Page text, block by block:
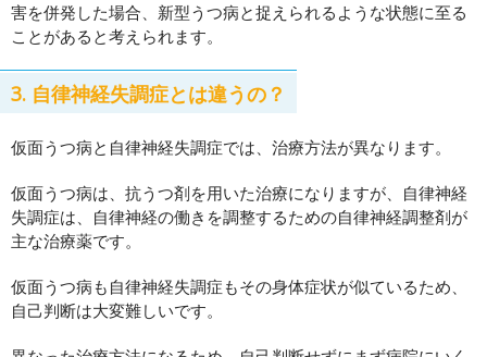
害を併発した場合、新型うつ病と捉えられるような状態に至る
ことがあると考えられます。
3. 自律神経失調症とは違うの？
仮面うつ病と自律神経失調症では、治療方法が異なります。
仮面うつ病は、抗うつ剤を用いた治療になりますが、自律神経
失調症は、自律神経の働きを調整するための自律神経調整剤が
主な治療薬です。
仮面うつ病も自律神経失調症もその身体症状が似ているため、
自己判断は大変難しいです。